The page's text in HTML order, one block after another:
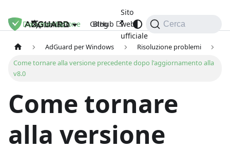
Documentazione Blog
Sito
web
ufficiale
Italiano GitHub Cerca
AdGuard per Windows
Risoluzione problemi
Come tornare alla versione precedente dopo l'aggiornamento alla
v8.0
Come tornare
alla versione